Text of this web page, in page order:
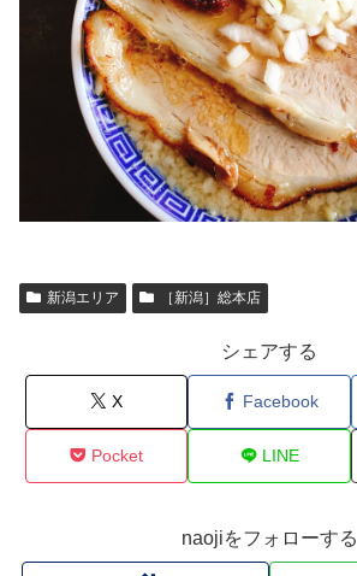
新潟エリア ［新潟］総本店
シェアする
X Facebook
Pocket LINE
naojiをフォローする